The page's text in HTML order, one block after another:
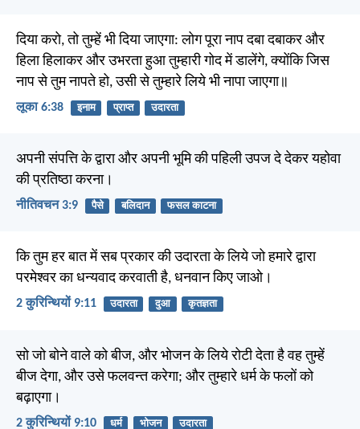
दिया करो, तो तुम्हें भी दिया जाएगा: लोग पूरा नाप दबा दबाकर और
हिला हिलाकर और उभरता हुआ तुम्हारी गोद में डालेंगे, क्योंकि जिस
नाप से तुम नापते हो, उसी से तुम्हारे लिये भी नापा जाएगा॥
लूका 6:38 इनाम प्राप्त उदारता
अपनी संपत्ति के द्वारा और अपनी भूमि की पहिली उपज दे देकर यहोवा
की प्रतिष्ठा करना।
नीतिवचन 3:9 पैसे बलिदान फसल काटना
कि तुम हर बात में सब प्रकार की उदारता के लिये जो हमारे द्वारा
परमेश्वर का धन्यवाद करवाती है, धनवान किए जाओ।
2 कुरिन्थियों 9:11 उदारता दुआ कृतज्ञता
सो जो बोने वाले को बीज, और भोजन के लिये रोटी देता है वह तुम्हें
बीज देगा, और उसे फलवन्त करेगा; और तुम्हारे धर्म के फलों को
बढ़ाएगा।
2 कुरिन्थियों 9:10 धर्म भोजन उदारता